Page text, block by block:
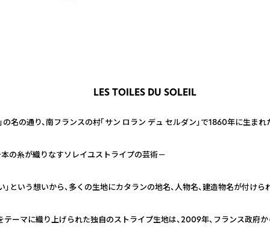
LES TOILES DU SOLEIL
の名の通り、南フランスの村「サン ロラン デュ セルダン」で1860年に生ま
の糸が織りなすソレイユストライプの芸術－
という想いから、多くの生地にカタランの地名、人物名、建造物名が付け
ーマに織り上げられた独自のストライプ生地は、2009年、フランス政府から